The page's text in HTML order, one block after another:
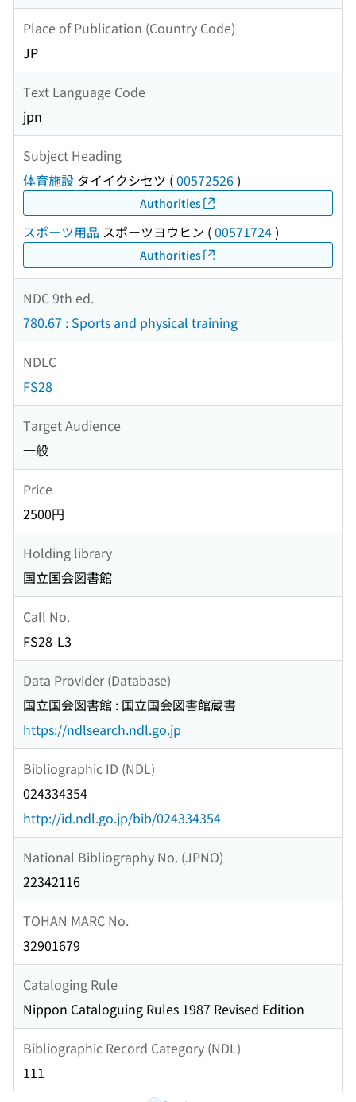
Place of Publication (Country Code)
JP
Text Language Code
jpn
Subject Heading
体育施設 タイイクシセツ (00572526)
Authorities
スポーツ用品 スポーツヨウヒン (00571724)
Authorities
NDC 9th ed.
780.67 : Sports and physical training
NDLC
FS28
Target Audience
一般
Price
2500円
Holding library
国立国会図書館
Call No.
FS28-L3
Data Provider (Database)
国立国会図書館 : 国立国会図書館蔵書
https://ndlsearch.ndl.go.jp
Bibliographic ID (NDL)
024334354
http://id.ndl.go.jp/bib/024334354
National Bibliography No. (JPNO)
22342116
TOHAN MARC No.
32901679
Cataloging Rule
Nippon Cataloguing Rules 1987 Revised Edition
Bibliographic Record Category (NDL)
111